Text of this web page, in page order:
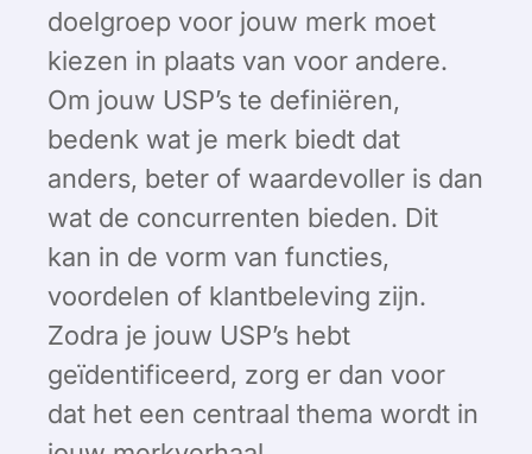
doelgroep voor jouw merk moet
kiezen in plaats van voor andere.
Om jouw USP’s te definiëren,
bedenk wat je merk biedt dat
anders, beter of waardevoller is dan
wat de concurrenten bieden. Dit
kan in de vorm van functies,
voordelen of klantbeleving zijn.
Zodra je jouw USP’s hebt
geïdentificeerd, zorg er dan voor
dat het een centraal thema wordt in